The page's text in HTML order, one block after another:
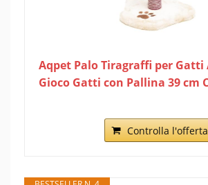
Aqpet Palo Tiragraffi per Gatti
Gioco Gatti con Pallina 39 cm
Controlla